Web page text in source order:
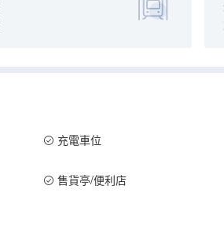
充電車位
售貨亭/便利店